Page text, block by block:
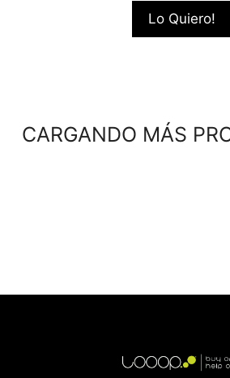
Lo Quiero!
CARGANDO MÁS